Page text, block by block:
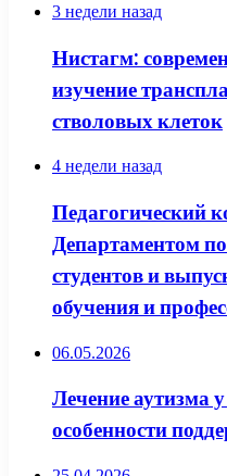
3 недели назад
Нистагм:
изучение
стволовых клеток
4 недели назад
Педагогический
Департаментом
студентов и
обучения и
06.05.2026
Лечение аутизма
особенности